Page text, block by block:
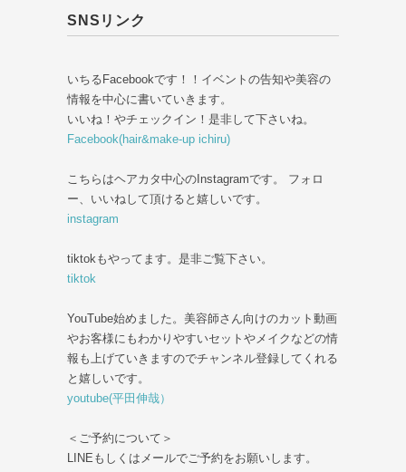
SNSリンク
いちるFacebookです！！イベントの告知や美容の
情報を中心に書いていきます。
いいね！やチェックイン！是非して下さいね。
Facebook(hair&make-up ichiru)
こちらはヘアカタ中心のInstagramです。 フォロ
ー、いいねして頂けると嬉しいです。
instagram
tiktokもやってます。是非ご覧下さい。
tiktok
YouTube始めました。美容師さん向けのカット動画
やお客様にもわかりやすいセットやメイクなどの情
報も上げていきますのでチャンネル登録してくれる
と嬉しいです。
youtube(平田伸哉）
＜ご予約について＞
LINEもしくはメールでご予約をお願いします。